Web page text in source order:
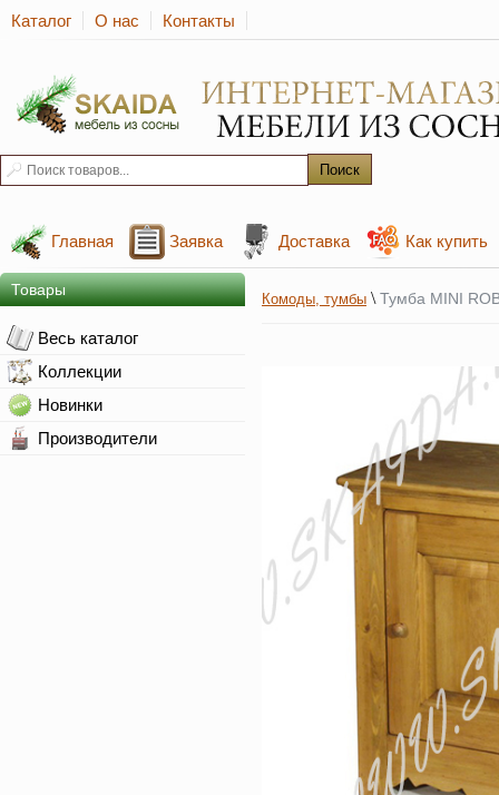
Каталог О нас Контакты
Главная Заявка Доставка Как купить
Товары
Весь каталог
Коллекции
Новинки
Производители
Комоды, тумбы \ Тумба MINI